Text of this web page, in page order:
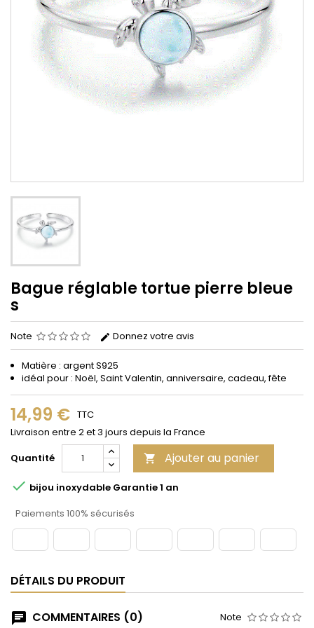
Bague réglable tortue pierre bleue
s
Note Donnez votre avis
Matière : argent S925
idéal pour : Noël, Saint Valentin, anniversaire, cadeau, fête
14,99 € TTC
Livraison entre 2 et 3 jours depuis la France
Quantité
 Ajouter au panier
 bijou inoxydable Garantie 1 an
Paiements 100% sécurisés
DÉTAILS DU PRODUIT
COMMENTAIRES (0) Note